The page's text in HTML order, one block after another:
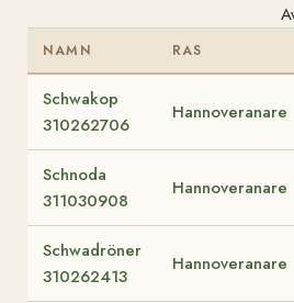
NAMN RAS
Schwakop
310262706
Hannoveranare
Schnoda
311030908
Hannoveranare
Schwadröner
310262413
Hannoveranare